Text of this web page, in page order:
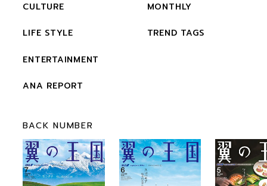
CULTURE
LIFE STYLE
ENTERTAINMENT
ANA REPORT
MONTHLY
TREND TAGS
BACK NUMBER